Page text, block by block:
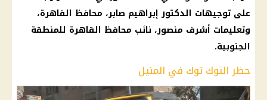
على توجيهات الدكتور إبراهيم صابر، محافظ القاهرة،
وتعليمات أشرف منصور، نائب محافظ القاهرة للمنطقة
الجنوبية.
حظر التوك توك في المنيل